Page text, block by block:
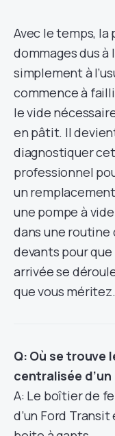
Avec le temps, la
dommages dus à
simplement à
commence à
le vide
en pâtit. Il
diagnostiquer
professionnel
un
une pompe à
dans une routine
devants pour
arrivée se
que vous méritez.
Q: Où se trouve
centralisée
A: Le boîtier de
d’un Ford